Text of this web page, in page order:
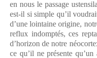
en nous le passage
est-il si simple qu’il
d’une lointaine origine,
reflux indomptés, ces
d’horizon de notre
ce qu’il ne présente